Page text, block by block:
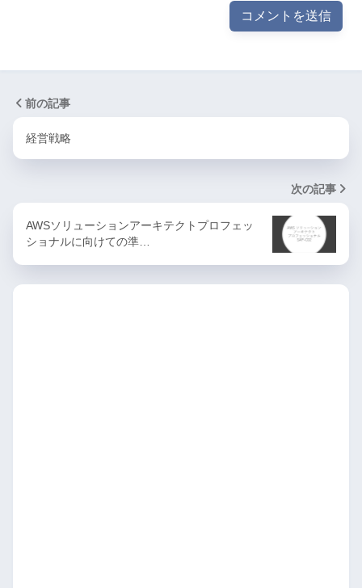
前の記事
経営戦略
次の記事
AWSソリューションアーキテクトプロフェッ
ショナルに向けての準…